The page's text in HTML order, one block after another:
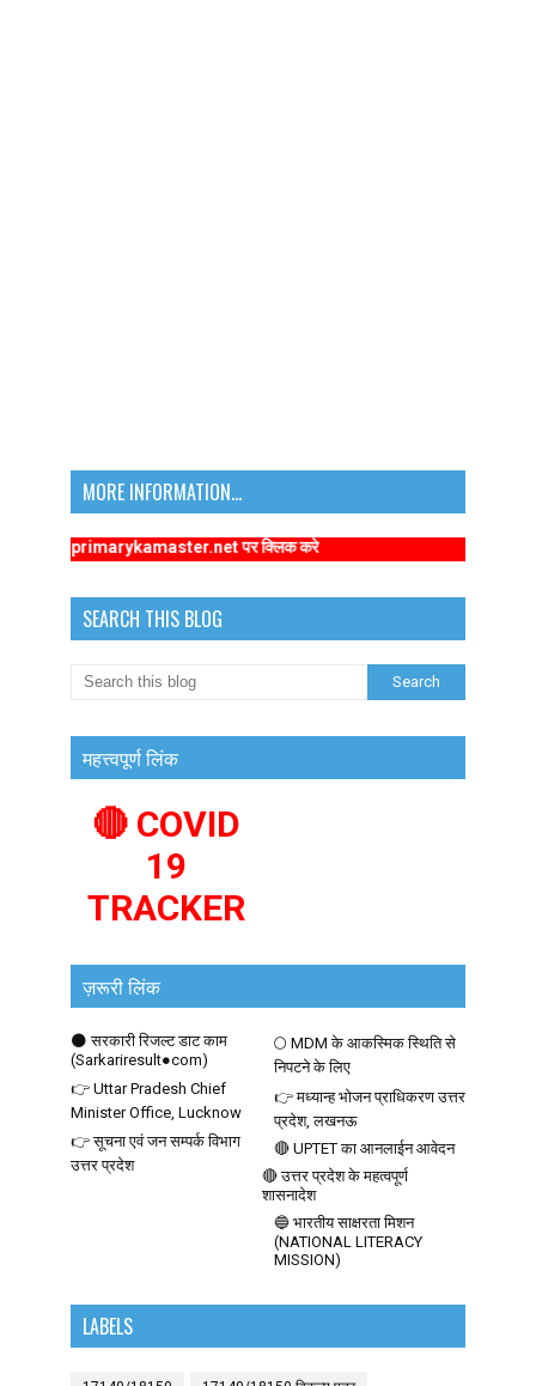
MORE INFORMATION...
पर क्लिक करे
SEARCH THIS BLOG
महत्त्वपूर्ण लिंक
🔴 COVID
19
TRACKER
ज़रूरी लिंक
🌑 सरकारी रिजल्ट डाट काम
(Sarkariresult●com)
🌕 MDM के आकस्मिक स्थिति से
निपटने के लिए
👉 Uttar Pradesh Chief
Minister Office, Lucknow
👉 मध्यान्ह भोजन प्राधिकरण उत्तर
प्रदेश, लखनऊ
👉 सूचना एवं जन सम्पर्क विभाग
उत्तर प्रदेश
🔴 UPTET का आनलाईन आवेदन
🔴 उत्तर प्रदेश के महत्वपूर्ण
शासनादेश
🔵 भारतीय साक्षरता मिशन
(NATIONAL LITERACY
MISSION)
LABELS